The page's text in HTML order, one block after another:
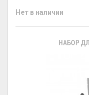
Нет в наличии
НАБОР